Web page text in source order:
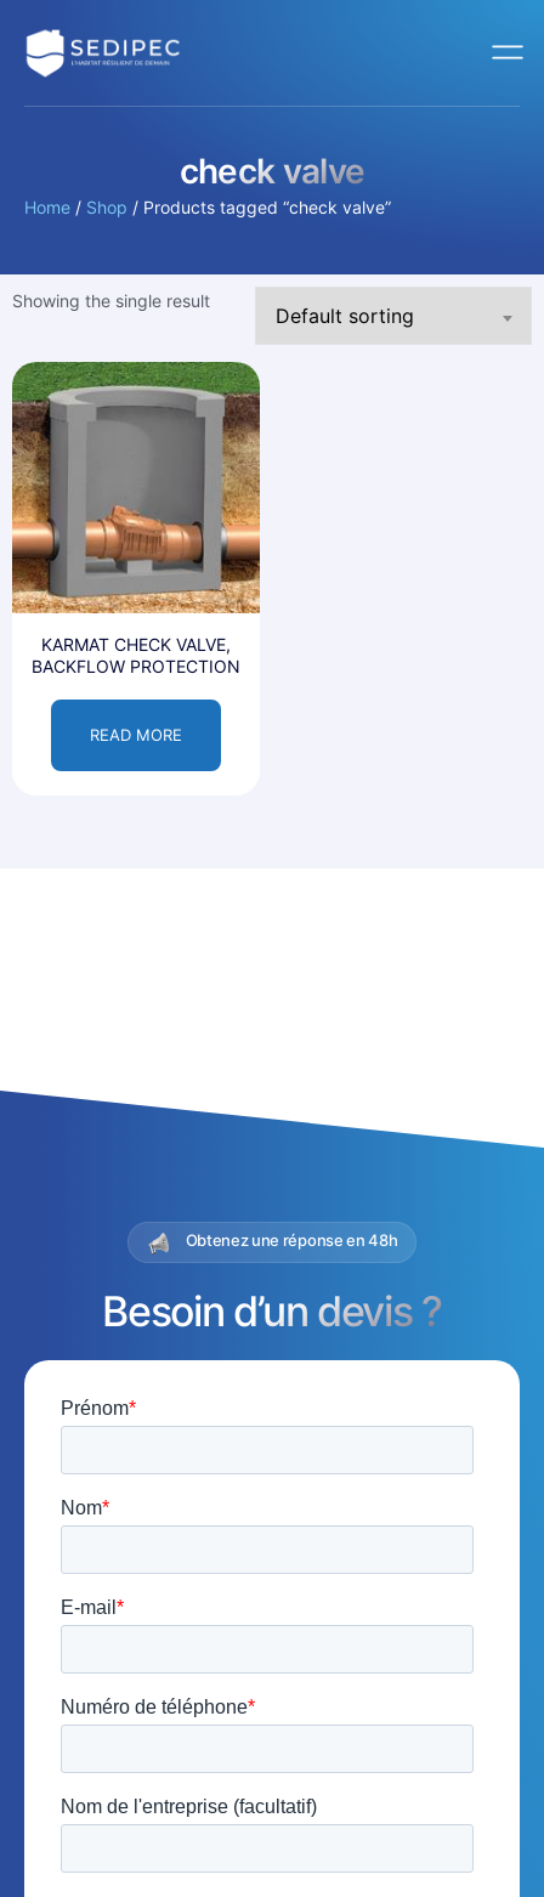
check valve
Home / Shop / Products tagged “check valve”
Showing the single result
KARMAT CHECK VALVE,
BACKFLOW PROTECTION
READ MORE
Obtenez une réponse en 48h
Besoin d’un devis ?